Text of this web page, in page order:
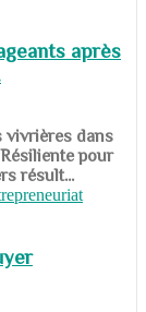
après
vivrières dans
pour
résult...